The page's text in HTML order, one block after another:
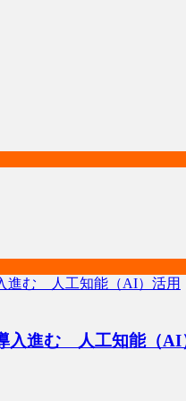
入進む 人工知能（AI